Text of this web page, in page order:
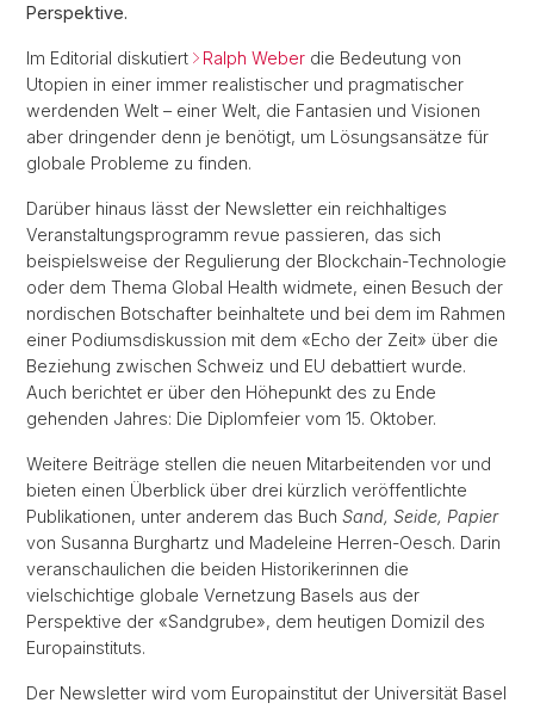
Perspektive.
Im Editorial diskutiert Ralph Weber die Bedeutung von
Utopien in einer immer realistischer und pragmatischer
werdenden Welt – einer Welt, die Fantasien und Visionen
aber dringender denn je benötigt, um Lösungsansätze für
globale Probleme zu finden.
Darüber hinaus lässt der Newsletter ein reichhaltiges
Veranstaltungsprogramm revue passieren, das sich
beispielsweise der Regulierung der Blockchain-Technologie
oder dem Thema Global Health widmete, einen Besuch der
nordischen Botschafter beinhaltete und bei dem im Rahmen
einer Podiumsdiskussion mit dem «Echo der Zeit» über die
Beziehung zwischen Schweiz und EU debattiert wurde.
Auch berichtet er über den Höhepunkt des zu Ende
gehenden Jahres: Die Diplomfeier vom 15. Oktober.
Weitere Beiträge stellen die neuen Mitarbeitenden vor und
bieten einen Überblick über drei kürzlich veröffentlichte
Publikationen, unter anderem das Buch Sand, Seide, Papier
von Susanna Burghartz und Madeleine Herren-Oesch. Darin
veranschaulichen die beiden Historikerinnen die
vielschichtige globale Vernetzung Basels aus der
Perspektive der «Sandgrube», dem heutigen Domizil des
Europainstituts.
Der Newsletter wird vom Europainstitut der Universität Basel